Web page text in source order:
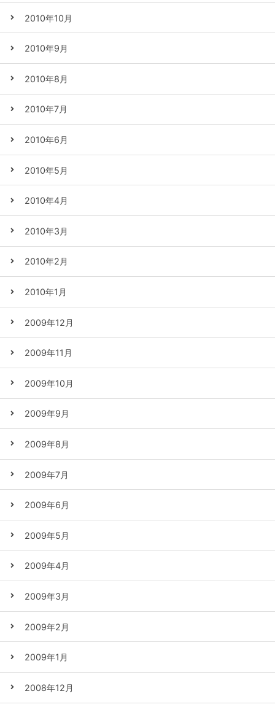
2010年10月
2010年9月
2010年8月
2010年7月
2010年6月
2010年5月
2010年4月
2010年3月
2010年2月
2010年1月
2009年12月
2009年11月
2009年10月
2009年9月
2009年8月
2009年7月
2009年6月
2009年5月
2009年4月
2009年3月
2009年2月
2009年1月
2008年12月